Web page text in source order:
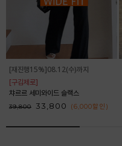
[재진행15%]08.12(수)까지
[구김제로]
챠르르 세미와이드 슬랙스
39,800 33,800 (6,000할인 )